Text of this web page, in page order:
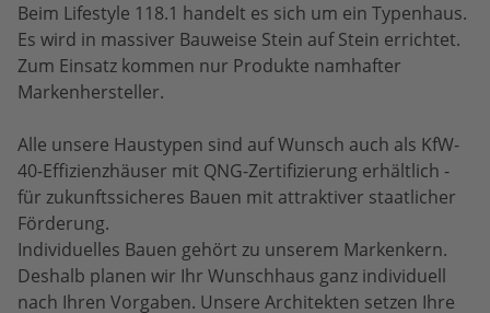
Beim Lifestyle 118.1 handelt es sich um ein Typenhaus.
Es wird in massiver Bauweise Stein auf Stein errichtet.
Zum Einsatz kommen nur Produkte namhafter
Markenhersteller.
Alle unsere Haustypen sind auf Wunsch auch als KfW-
40-Effizienzhäuser mit QNG-Zertifizierung erhältlich -
für zukunftssicheres Bauen mit attraktiver staatlicher
Förderung.
Individuelles Bauen gehört zu unserem Markenkern.
Deshalb planen wir Ihr Wunschhaus ganz individuell
nach Ihren Vorgaben. Unsere Architekten setzen Ihre